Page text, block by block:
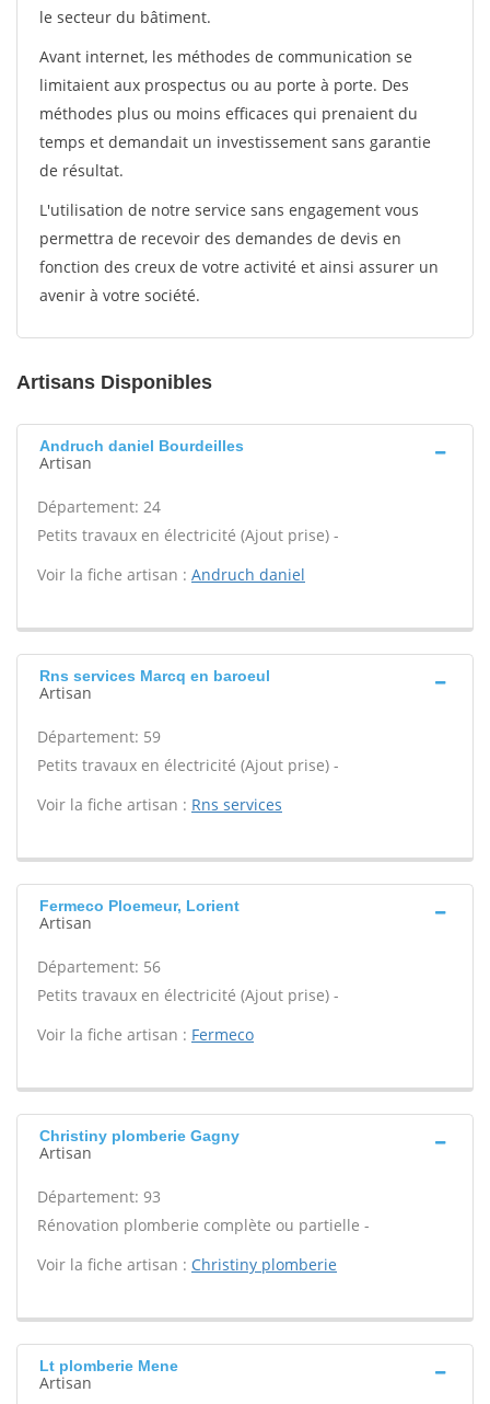
le secteur du bâtiment.
Avant internet, les méthodes de communication se
limitaient aux prospectus ou au porte à porte. Des
méthodes plus ou moins efficaces qui prenaient du
temps et demandait un investissement sans garantie
de résultat.
L'utilisation de notre service sans engagement vous
permettra de recevoir des demandes de devis en
fonction des creux de votre activité et ainsi assurer un
avenir à votre société.
Artisans Disponibles
Andruch daniel Bourdeilles
Artisan
Département: 24
Petits travaux en électricité (Ajout prise) -
Voir la fiche artisan : Andruch daniel
Rns services Marcq en baroeul
Artisan
Département: 59
Petits travaux en électricité (Ajout prise) -
Voir la fiche artisan : Rns services
Fermeco Ploemeur, Lorient
Artisan
Département: 56
Petits travaux en électricité (Ajout prise) -
Voir la fiche artisan : Fermeco
Christiny plomberie Gagny
Artisan
Département: 93
Rénovation plomberie complète ou partielle -
Voir la fiche artisan : Christiny plomberie
Lt plomberie Mene
Artisan